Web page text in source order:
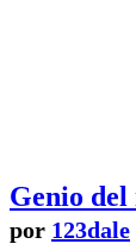
Genio
por 123dale